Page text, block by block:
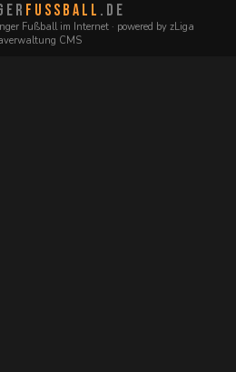
FUSSBALL .DE
Fußball im Internet · powered by zLiga
CMS